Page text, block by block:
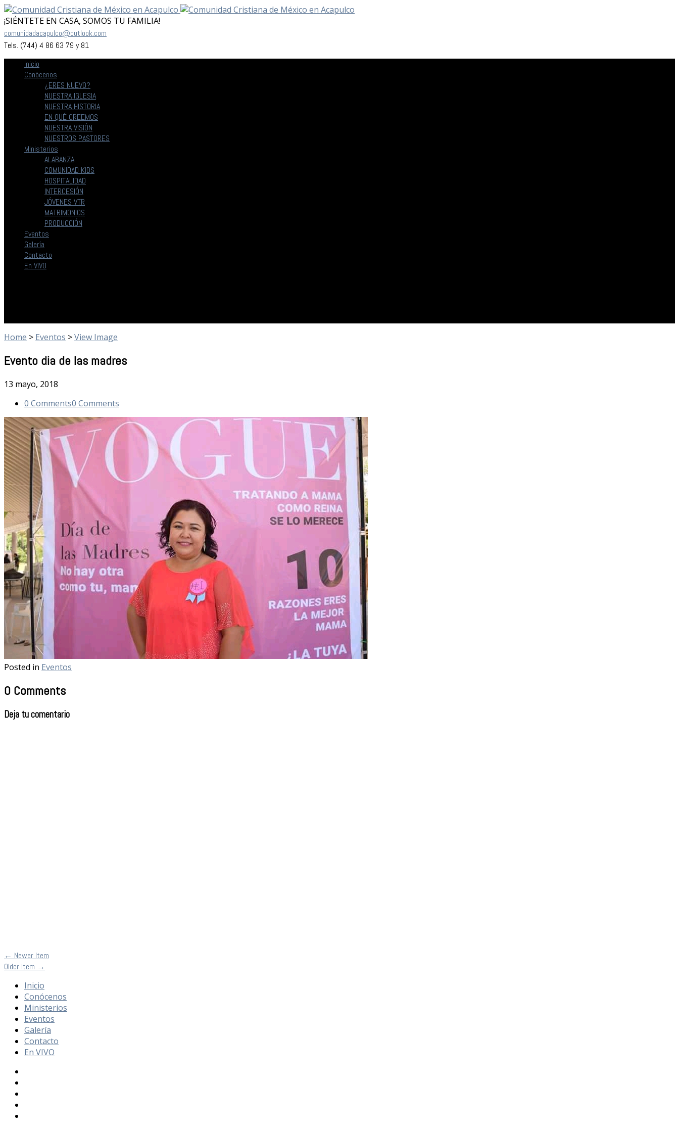
¡SIÉNTETE EN CASA, SOMOS TU FAMILIA!
comunidadacapulco@outlook.com
Tels. (744) 4 86 63 79 y 81
Inicio
Conócenos
¿ERES NUEVO?
NUESTRA IGLESIA
NUESTRA HISTORIA
EN QUÉ CREEMOS
NUESTRA VISIÓN
NUESTROS PASTORES
Ministerios
ALABANZA
COMUNIDAD KIDS
HOSPITALIDAD
INTERCESIÓN
JÓVENES VTR
MATRIMONIOS
PRODUCCIÓN
Eventos
Galería
Contacto
En VIVO
Home > Eventos >View Image
Evento dia de las madres
13 mayo, 2018
0 Comments0 Comments
Posted in Eventos
0 Comments
Deja tu comentario
← Newer Item
Older Item →
Inicio
Conócenos
Ministerios
Eventos
Galería
Contacto
En VIVO